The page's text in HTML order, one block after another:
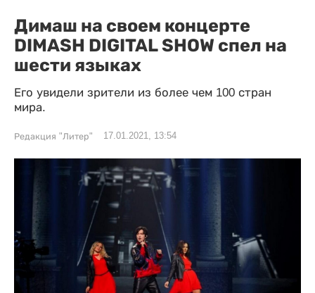
Димаш на своем концерте
DIMASH DIGITAL SHOW спел на
шести языках
Его увидели зрители из более чем 100 стран
мира.
Редакция "Литер" 17.01.2021, 13:54